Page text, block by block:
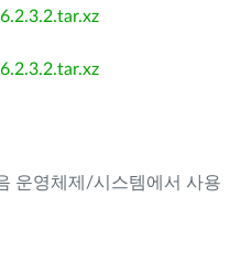
운영체제/시스템에서 사용